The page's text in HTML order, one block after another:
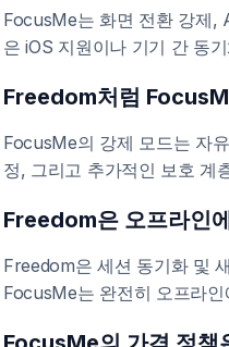
FocusMe는 화면 전환 강제,
은 iOS 지원이나 기기 간 동
Freedom처럼
FocusMe의 강제 모드는 자
정, 그리고 추가적인 보호 계
Freedom은 오프라인
Freedom은 세션 동기화 및
FocusMe는 완전히 오프라